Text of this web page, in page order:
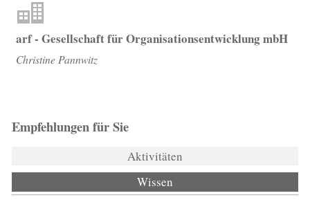
arf - Gesellschaft für Organisationsentwicklung mbH
Christine Pannwitz
Empfehlungen für Sie
Aktivitäten
Wissen